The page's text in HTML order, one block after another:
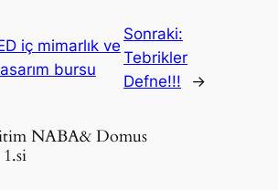
iç mimarlık ve
bursu
Sonraki:
Tebrikler
Defne!!!
→
NABA& Domus